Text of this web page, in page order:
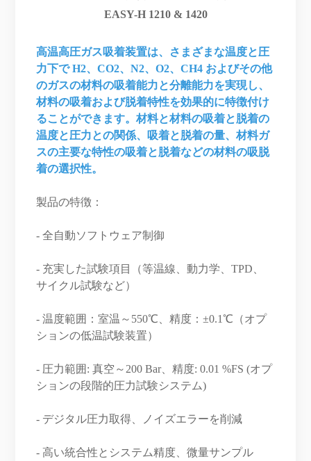
EASY-H 1210 & 1420
高温高圧ガス吸着装置は、さまざまな温度と圧
力下で H2、CO2、N2、O2、CH4 およびその他
のガスの材料の吸着能力と分離能力を実現し、
材料の吸着および脱着特性を効果的に特徴付け
ることができます。材料と材料の吸着と脱着の
温度と圧力との関係、吸着と脱着の量、材料ガ
スの主要な特性の吸着と脱着などの材料の吸脱
着の選択性。
製品の特徴：
- 全自動ソフトウェア制御
- 充実した試験項目（等温線、動力学、TPD、
サイクル試験など）
- 温度範囲：室温～550℃、精度：±0.1℃（オプ
ションの低温試験装置）
- 圧力範囲: 真空～200 Bar、精度: 0.01 %FS (オプ
ションの段階的圧力試験システム)
- デジタル圧力取得、ノイズエラーを削減
- 高い統合性とシステム精度、微量サンプル